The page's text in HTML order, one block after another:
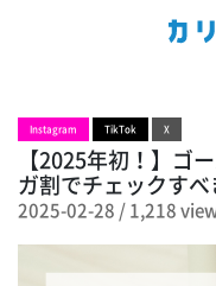
Instagram TikTok X
【2025年初！】ゴ
ガ割でチェックす
2025-02-28 /1,218